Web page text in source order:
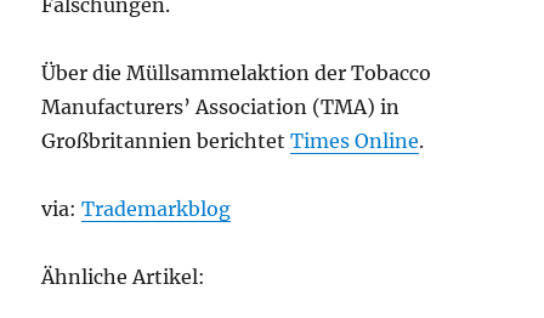
Fälschungen.
Über die Müllsammelaktion der Tobacco
Manufacturers’ Association (TMA) in
Großbritannien berichtetTimes Online.
via:Trademarkblog
Ähnliche Artikel: